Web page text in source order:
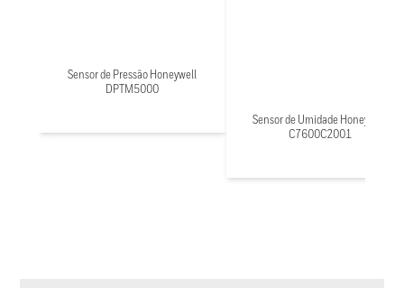
Sensor de Pressão Honeywell
DPTM5000
Sensor de Umidade Honeywell
C7600C2001